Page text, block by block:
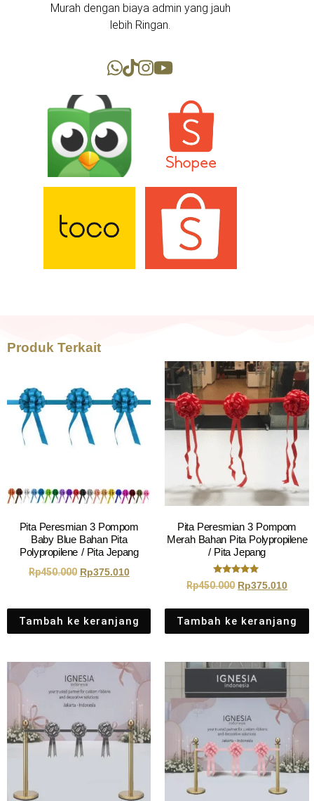
Murah dengan biaya admin yang jauh
lebih Ringan.
Produk Terkait
Pita Peresmian 3 Pompom
Baby Blue Bahan Pita
Polypropilene / Pita Jepang
Rp450.000 Rp375.010
Tambah ke keranjang
Pita Peresmian 3 Pompom
Merah Bahan Pita Polypropilene
/ Pita Jepang
Dinilai
5.00
Rp450.000 Rp375.010
Tambah ke keranjang